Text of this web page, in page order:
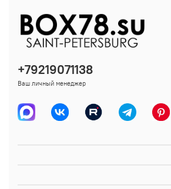
+79219071138
Ваш личный менеджер